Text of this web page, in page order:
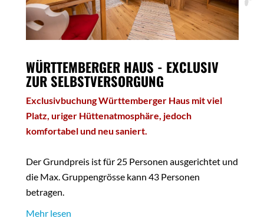
WÜRTTEMBERGER HAUS - EXCLUSIV
ZUR SELBSTVERSORGUNG
Exclusivbuchung Württemberger Haus mit viel
Platz, uriger Hüttenatmosphäre, jedoch
komfortabel und neu saniert.
Der Grundpreis ist für 25 Personen ausgerichtet und
die Max. Gruppengrösse kann 43 Personen
betragen.
Mehr lesen